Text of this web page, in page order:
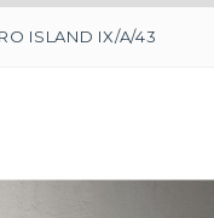
ISLAND IX/A/43